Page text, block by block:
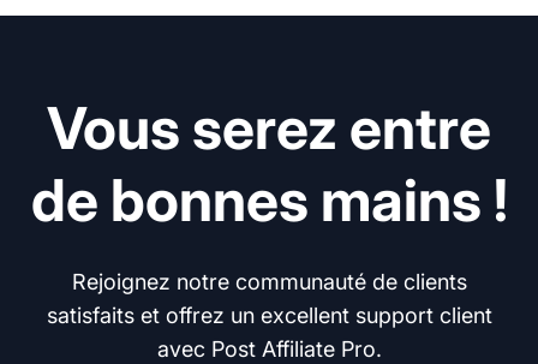
Vous serez entre
de bonnes mains !
Rejoignez notre communauté de clients
satisfaits et offrez un excellent support client
avec Post Affiliate Pro.